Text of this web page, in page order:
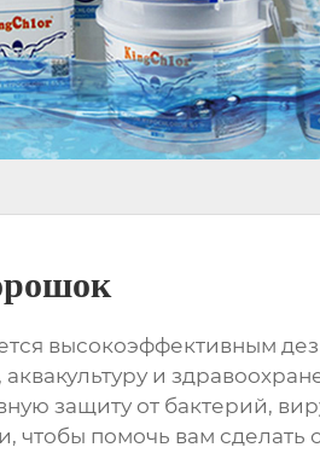
высокоэффективным
аквакультуру и
защиту от бактерий,
чтобы помочь вам сделать